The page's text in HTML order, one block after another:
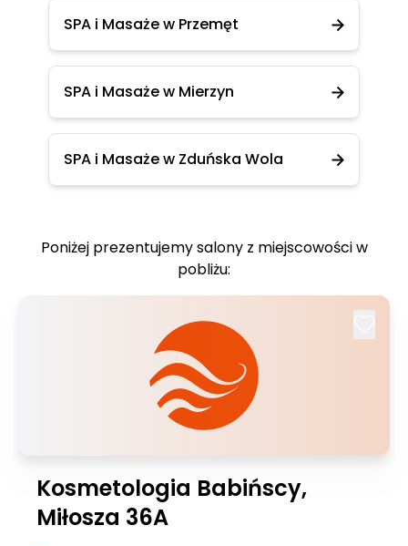
SPA i Masaże w Przemęt
SPA i Masaże w Mierzyn
SPA i Masaże w Zduńska Wola
Poniżej prezentujemy salony z miejscowości w
pobliżu:
Kosmetologia Babińscy,
Miłosza 36A